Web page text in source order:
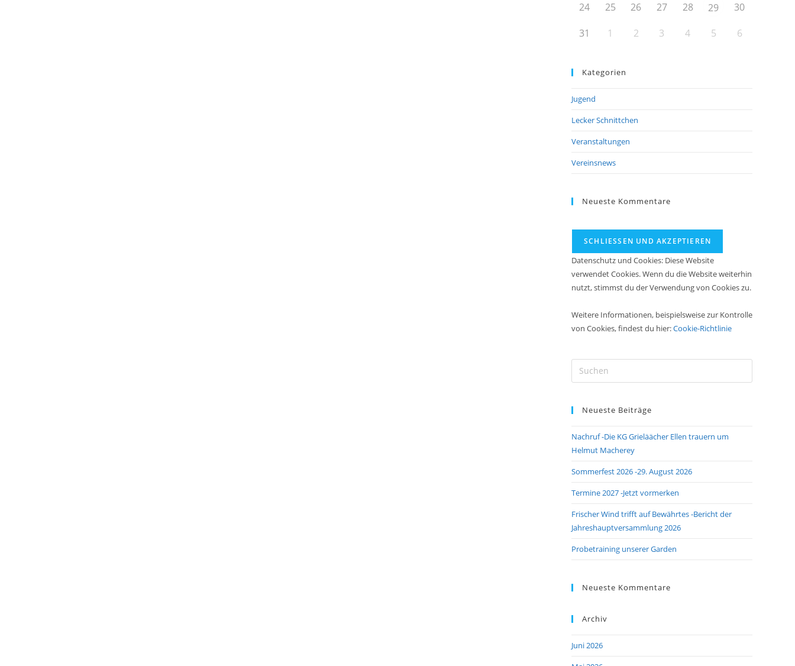
24
25 26 27 28 29
30
31
1 2 3 4 5 6
Kategorien
Jugend
Lecker Schnittchen
Veranstaltungen
Vereinsnews
Neueste Kommentare
Datenschutz und Cookies: Diese Website
verwendet Cookies. Wenn du die Website weiterhin
nutzt, stimmst du der Verwendung von Cookies zu.
Weitere Informationen, beispielsweise zur Kontrolle
von Cookies, findest du hier:Cookie-Richtlinie
Escape
Neueste Beiträge
Nachruf -Die KG Grieläächer Ellen trauern um
Helmut Macherey
Sommerfest 2026 -29. August 2026
Termine 2027 -Jetzt vormerken
Frischer Wind trifft auf Bewährtes -Bericht der
Jahreshauptversammlung 2026
Probetraining unserer Garden
Neueste Kommentare
Archiv
Juni 2026